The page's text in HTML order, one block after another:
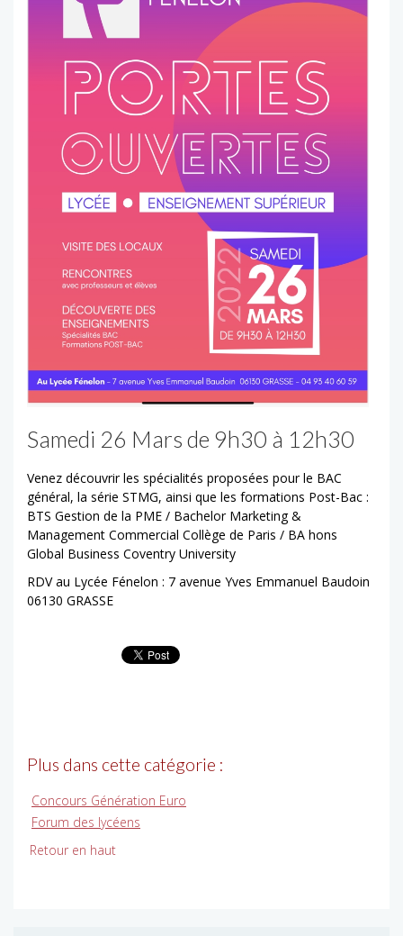
Samedi 26 Mars de 9h30 à 12h30
Venez découvrir les spécialités proposées pour le BAC
général, la série STMG, ainsi que les formations Post-Bac :
BTS Gestion de la PME / Bachelor Marketing &
Management Commercial Collège de Paris / BA hons
Global Business Coventry University
RDV au Lycée Fénelon : 7 avenue Yves Emmanuel Baudoin
06130 GRASSE
Plus dans cette catégorie :
Concours Génération Euro
Forum des lycéens
Retour en haut